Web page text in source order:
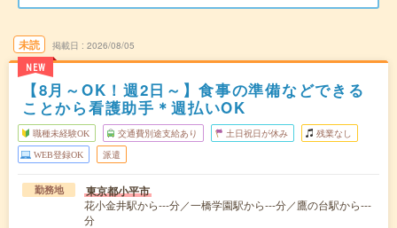
未読
NEW
掲載日 2026/08/05
【8月～OK！週2日～】食事の準備などできる
ことから看護助手＊週払いOK
職種未経験OK 交通費別途支給あり 土日祝日が休み 残業なし
WEB登録OK 派遣
勤務地 東京都小平市
花小金井駅から---分／一橋学園駅から---分／鷹の台駅から---
分